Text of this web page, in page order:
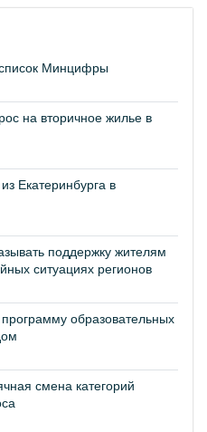
Минцифры
на вторичное жилье в
Екатеринбурга в
поддержку жителям
ситуациях регионов
образовательных
смена категорий